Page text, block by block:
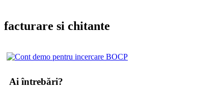
facturare si chitante
Ai întrebări?